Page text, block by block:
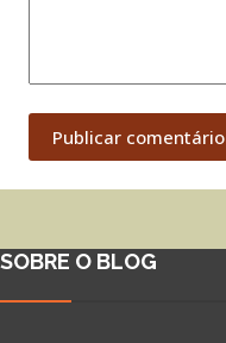
Publicar comentário
SOBRE O BLOG